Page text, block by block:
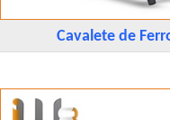
Cavalete de